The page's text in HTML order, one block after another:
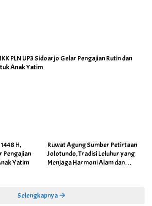
PLN UP3 Sidoarjo Gelar Pengajian Rutin dan
Anak Yatim
H,
Pengajian
Yatim
Ruwat Agung Sumber Petirtaan
Jolotundo, Tradisi Leluhur yang
Menjaga Harmoni Alam dan
Selengkapnya